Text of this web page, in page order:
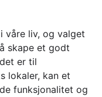
våre liv, og valget
skape et godt
er til
lokaler, kan et
funksjonalitet og